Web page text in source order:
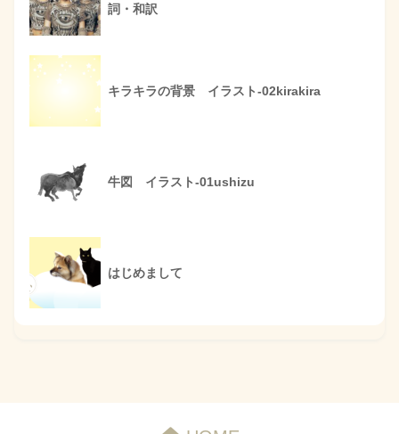
詞・和訳
キラキラの背景 イラスト-02kirakira
牛図 イラスト-01ushizu
はじめまして